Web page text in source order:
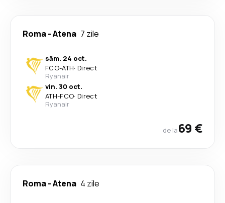
Roma-Atena 7 zile
sâm. 24 oct.
FCO-ATH· Direct
Ryanair
vin. 30 oct.
ATH-FCO· Direct
Ryanair
de la69 €
Roma-Atena 4 zile